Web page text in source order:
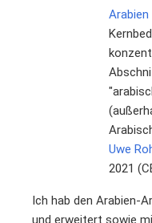
Arabien
Uwe
2021
Ich hab den Arabien-
und erweitert sowie